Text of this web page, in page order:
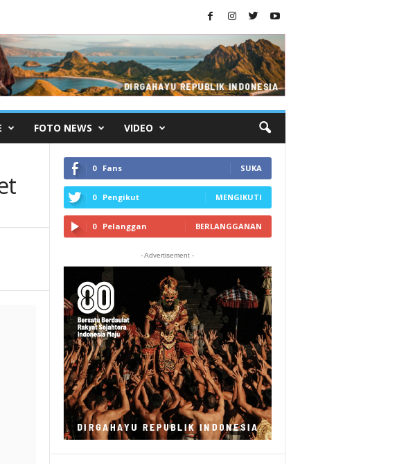
FOTO NEWS VIDEO
0 Fans SUKA
0 Pengikut MENGIKUTI
0 Pelanggan BERLANGGANAN
- Advertisement -